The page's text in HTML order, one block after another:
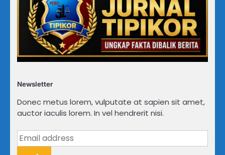
Newsletter
Donec metus lorem, vulputate at sapien sit amet,
auctor iaculis lorem. In vel hendrerit nisi.